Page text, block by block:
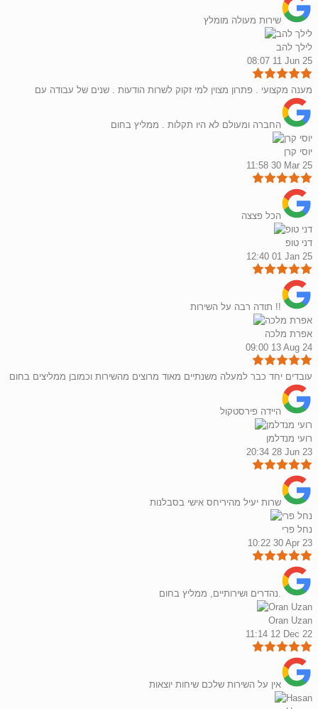
שירות מעולה מומלץ
לילך להב
08:07 11 Jun 25
מענה מקצועי . פתרון מצוין למי זקוק לשרות הודעות . שנים של עבודה עם
החברה ומעולם לא היו תקלות . ממליץ בחום
יוסי קרן
11:58 30 Mar 25
הכל פצצה
דני טופ
12:40 01 Jan 25
תודה רבה על השירות !!
אפרת מלכה
09:00 13 Aug 24
עובדים יחד כבר למעלה משנתיים מאוד מרוצים מהשירות וכמובן ממליצים בחום
היידה פירסטקול
רועי מנדלמן
20:34 28 Jun 23
שרות יעיל מהיריחס אישי בסבלנות
נחל פרי
10:22 30 Apr 23
נהדרים ושירותיים, ממליץ בחום.
Oran Uzan
11:14 12 Dec 22
אין על השירות שלכם שיחות יוצאות